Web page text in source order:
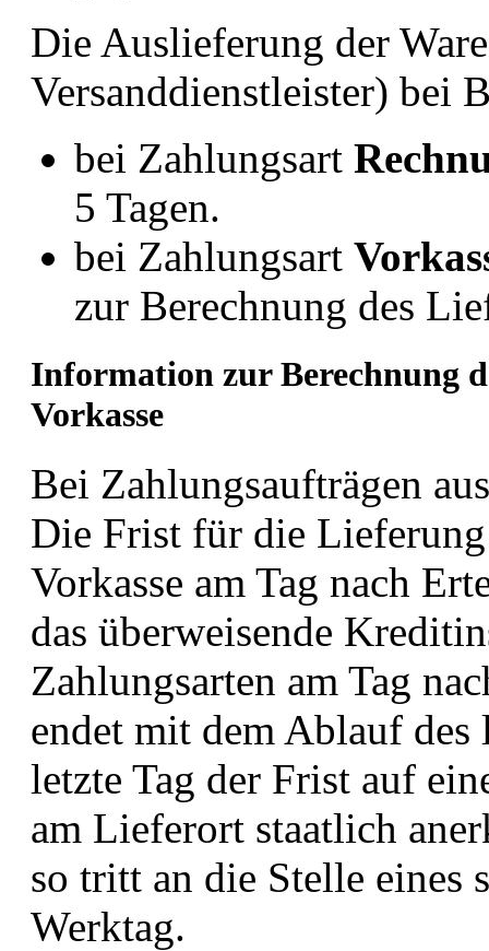
Die Auslieferung der
Versanddienstleister) bei
bei Zahlungsart
5 Tagen.
bei Zahlungsart
zur Berechnung des
Information zur Berechnung
Vorkasse
Bei Zahlungsaufträgen
Die Frist für die
Vorkasse am Tag nach
das überweisende
Zahlungsarten am Tag
endet mit dem Ablauf des
letzte Tag der Frist auf
am Lieferort staatlich
so tritt an die Stelle eines
Werktag.